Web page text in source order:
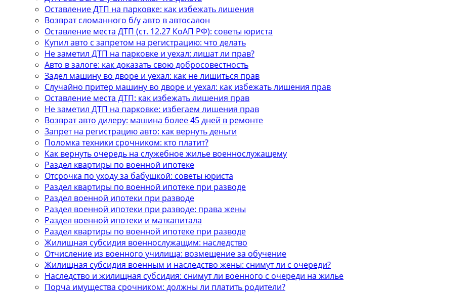
Оставление ДТП на парковке: как избежать лишения
Возврат сломанного б/у авто в автосалон
Оставление места ДТП (ст. 12.27 КоАП РФ): советы юриста
Купил авто с запретом на регистрацию: что делать
Не заметил ДТП на парковке и уехал: лишат ли прав?
Авто в залоге: как доказать свою добросовестность
Задел машину во дворе и уехал: как не лишиться прав
Случайно притер машину во дворе и уехал: как избежать лишения прав
Оставление места ДТП: как избежать лишения прав
Не заметил ДТП на парковке: избегаем лишения прав
Возврат авто дилеру: машина более 45 дней в ремонте
Запрет на регистрацию авто: как вернуть деньги
Поломка техники срочником: кто платит?
Как вернуть очередь на служебное жилье военнослужащему
Раздел квартиры по военной ипотеке
Отсрочка по уходу за бабушкой: советы юриста
Раздел квартиры по военной ипотеке при разводе
Раздел военной ипотеки при разводе
Раздел военной ипотеки при разводе: права жены
Раздел военной ипотеки и маткапитала
Раздел квартиры по военной ипотеке при разводе
Жилищная субсидия военнослужащим: наследство
Отчисление из военного училища: возмещение за обучение
Жилищная субсидия военным и наследство жены: снимут ли с очереди?
Наследство и жилищная субсидия: снимут ли военного с очереди на жилье
Порча имущества срочником: должны ли платить родители?